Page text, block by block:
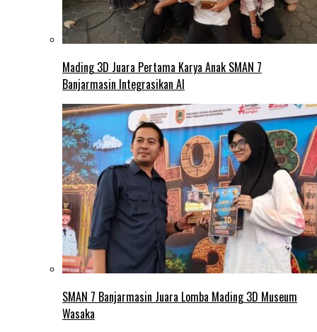
Mading 3D Juara Pertama Karya Anak SMAN 7
Banjarmasin Integrasikan AI
SMAN 7 Banjarmasin Juara Lomba Mading 3D Museum
Wasaka